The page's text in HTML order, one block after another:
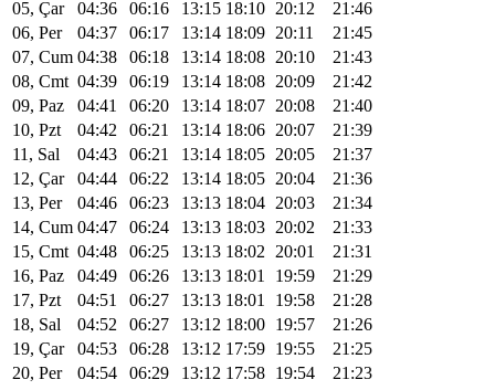
05, Çar
04:36 06:16 13:15 18:10 20:12
21:46
06, Per
04:37 06:17 13:14 18:09 20:11
21:45
07, Cum 04:38 06:18 13:14 18:08 20:10
21:43
08, Cmt 04:39 06:19 13:14 18:08 20:09
21:42
09, Paz
04:41 06:20 13:14 18:07 20:08
21:40
10, Pzt
04:42 06:21 13:14 18:06 20:07
21:39
11, Sal
04:43 06:21 13:14 18:05 20:05
21:37
12, Çar
04:44 06:22 13:14 18:05 20:04
21:36
13, Per
04:46 06:23 13:13 18:04 20:03
21:34
14, Cum 04:47 06:24 13:13 18:03 20:02
21:33
15, Cmt 04:48 06:25 13:13 18:02 20:01
21:31
16, Paz
04:49 06:26 13:13 18:01 19:59
21:29
17, Pzt
04:51 06:27 13:13 18:01 19:58
21:28
18, Sal
04:52 06:27 13:12 18:00 19:57
21:26
19, Çar
04:53 06:28 13:12 17:59 19:55
21:25
20, Per
04:54 06:29 13:12 17:58 19:54
21:23